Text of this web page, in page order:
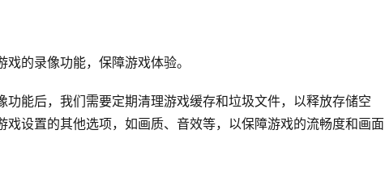
的录像功能，保障游戏体验。
能后，我们需要定期清理游戏缓存和垃圾文件，以释放存储空
设置的其他选项，如画质、音效等，以保障游戏的流畅度和画面